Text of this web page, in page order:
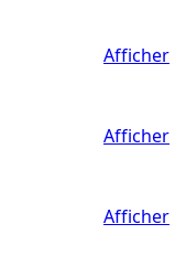
Afficher
Afficher
Afficher